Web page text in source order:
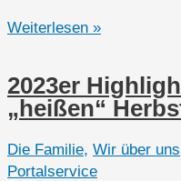
2023er
1/3)
Weiterlesen »
2023er
„heißen“
Die Familie, Wir über uns
Portalservice